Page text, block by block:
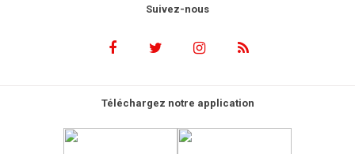
Suivez-nous
Téléchargez notre application